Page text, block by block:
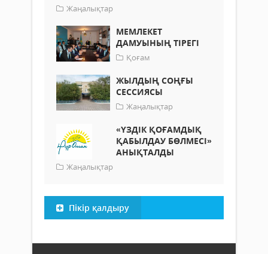
Жаңалықтар
МЕМЛЕКЕТ
ДАМУЫНЫҢ ТІРЕГІ
Қоғам
ЖЫЛДЫҢ СОҢҒЫ
СЕССИЯСЫ
Жаңалықтар
«ҮЗДІК ҚОҒАМДЫҚ
ҚАБЫЛДАУ БӨЛМЕСІ»
АНЫҚТАЛДЫ
Жаңалықтар
Пікір қалдыру